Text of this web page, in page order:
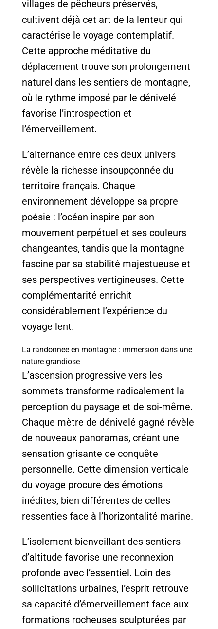
villages de pêcheurs préservés,
cultivent déjà cet art de la lenteur qui
caractérise le voyage contemplatif.
Cette approche méditative du
déplacement trouve son prolongement
naturel dans les sentiers de montagne,
où le rythme imposé par le dénivelé
favorise l’introspection et
l’émerveillement.
L’alternance entre ces deux univers
révèle la richesse insoupçonnée du
territoire français. Chaque
environnement développe sa propre
poésie : l’océan inspire par son
mouvement perpétuel et ses couleurs
changeantes, tandis que la montagne
fascine par sa stabilité majestueuse et
ses perspectives vertigineuses. Cette
complémentarité enrichit
considérablement l’expérience du
voyage lent.
La randonnée en montagne : immersion dans une
nature grandiose
L’ascension progressive vers les
sommets transforme radicalement la
perception du paysage et de soi-même.
Chaque mètre de dénivelé gagné révèle
de nouveaux panoramas, créant une
sensation grisante de conquête
personnelle. Cette dimension verticale
du voyage procure des émotions
inédites, bien différentes de celles
ressenties face à l’horizontalité marine.
L’isolement bienveillant des sentiers
d’altitude favorise une reconnexion
profonde avec l’essentiel. Loin des
sollicitations urbaines, l’esprit retrouve
sa capacité d’émerveillement face aux
formations rocheuses sculpturées par